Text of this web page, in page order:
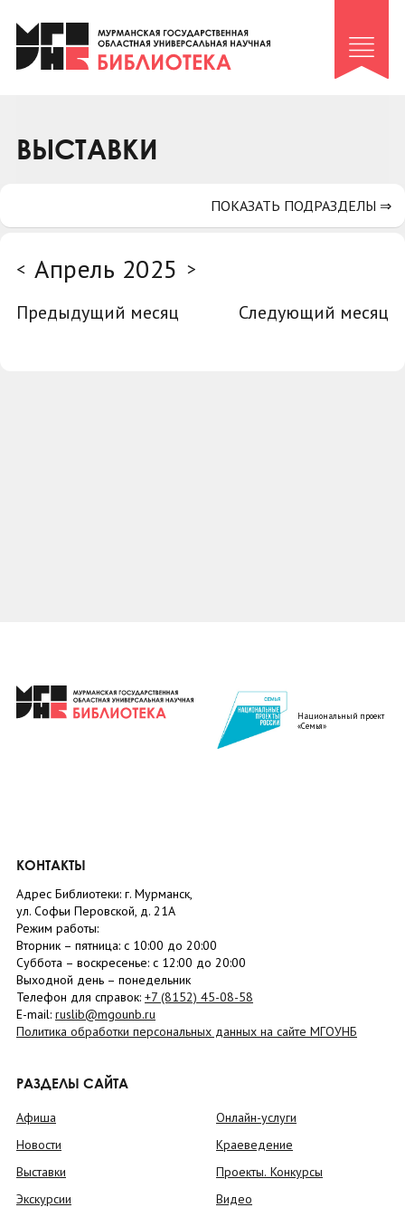
Клуб «Гиря и сельдерей»
Клуб «Семейный архив»
Коллегам
ВЫСТАВКИ
< Апрель 2025 >
Предыдущий месяц
Следующий месяц
ПОКАЗАТЬ ПОДРАЗДЕЛЫ ⇒
Национальный проект
«Семья»
КОНТАКТЫ
Адрес Библиотеки: г. Мурманск,
ул. Софьи Перовской, д. 21А
Режим работы:
Вторник – пятница: с 10:00 до 20:00
Суббота – воскресенье: c 12:00 до 20:00
Выходной день – понедельник
Телефон для справок: +7 (8152) 45-08-58
E-mail: ruslib@mgounb.ru
Политика обработки персональных данных на сайте МГОУНБ
РАЗДЕЛЫ САЙТА
Афиша
Новости
Выставки
Экскурсии
Онлайн-услуги
Краеведение
Проекты. Конкурсы
Видео